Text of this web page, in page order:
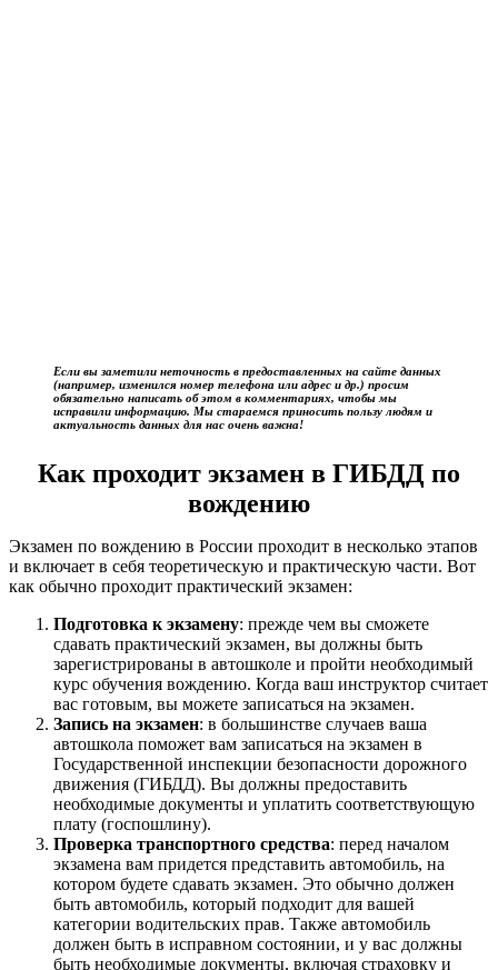
Если вы заметили неточность в предоставленных на сайте данных
(например, изменился номер телефона или адрес и др.) просим
обязательно написать об этом в комментариях, чтобы мы
исправили информацию. Мы стараемся приносить пользу людям и
актуальность данных для нас очень важна!
Как проходит экзамен в ГИБДД по
вождению
Экзамен по вождению в России проходит в несколько этапов
и включает в себя теоретическую и практическую части. Вот
как обычно проходит практический экзамен:
Подготовка к экзамену: прежде чем вы сможете
сдавать практический экзамен, вы должны быть
зарегистрированы в автошколе и пройти необходимый
курс обучения вождению. Когда ваш инструктор считает
вас готовым, вы можете записаться на экзамен.
Запись на экзамен: в большинстве случаев ваша
автошкола поможет вам записаться на экзамен в
Государственной инспекции безопасности дорожного
движения (ГИБДД). Вы должны предоставить
необходимые документы и уплатить соответствующую
плату (госпошлину).
Проверка транспортного средства: перед началом
экзамена вам придется представить автомобиль, на
котором будете сдавать экзамен. Это обычно должен
быть автомобиль, который подходит для вашей
категории водительских прав. Также автомобиль
должен быть в исправном состоянии, и у вас должны
быть необходимые документы, включая страховку и